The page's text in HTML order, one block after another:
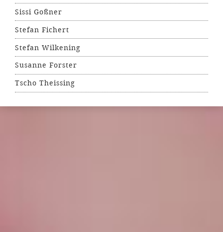
Sissi Goßner
Stefan Fichert
Stefan Wilkening
Susanne Forster
Tscho Theissing